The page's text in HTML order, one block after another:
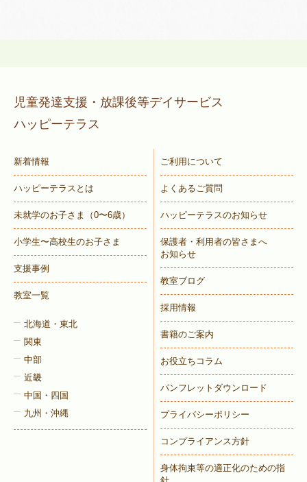
児童発達支援・放課後等デイサービス
ハッピーテラス
新着情報
ハッピーテラスとは
未就学のお子さま （0〜6歳）
小学生〜高校生のお子さま
支援事例
教室一覧
北海道・東北
関東
中部
近畿
中国・四国
九州・沖縄
ご利用について
よくあるご質問
ハッピーテラスのお知らせ
保護者・利用者の皆さまへ
お知らせ
教室ブログ
採用情報
書籍のご案内
お役立ちコラム
パンフレットダウンロード
プライバシーポリシー
コンプライアンス方針
身体拘束等の適正化のための指